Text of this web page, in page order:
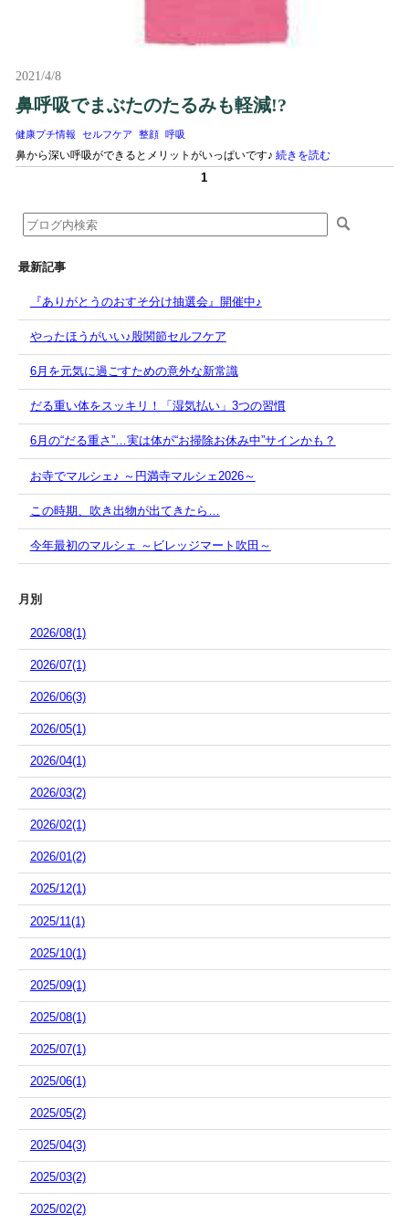
2021/4/8
鼻呼吸でまぶたのたるみも軽減!?
健康プチ情報 セルフケア 整顔 呼吸
鼻から深い呼吸ができるとメリットがいっぱいです♪ 続きを読む
1
最新記事
『ありがとうのおすそ分け抽選会』開催中♪
やったほうがいい♪股関節セルフケア
6月を元気に過ごすための意外な新常識
だる重い体をスッキリ！「湿気払い」3つの習慣
6月の“だる重さ”…実は体が“お掃除お休み中”サインかも？
お寺でマルシェ♪ ～円満寺マルシェ2026～
この時期、吹き出物が出てきたら…
今年最初のマルシェ ～ビレッジマート吹田～
月別
2026/08(1)
2026/07(1)
2026/06(3)
2026/05(1)
2026/04(1)
2026/03(2)
2026/02(1)
2026/01(2)
2025/12(1)
2025/11(1)
2025/10(1)
2025/09(1)
2025/08(1)
2025/07(1)
2025/06(1)
2025/05(2)
2025/04(3)
2025/03(2)
2025/02(2)